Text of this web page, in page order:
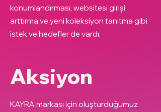
konumlandırması, websitesi girişi
arttırma ve yeni koleksiyon tanıtma gibi
istek ve hedefler de vardı.
Aksiyon
KAYRA markası için oluşturduğumuz